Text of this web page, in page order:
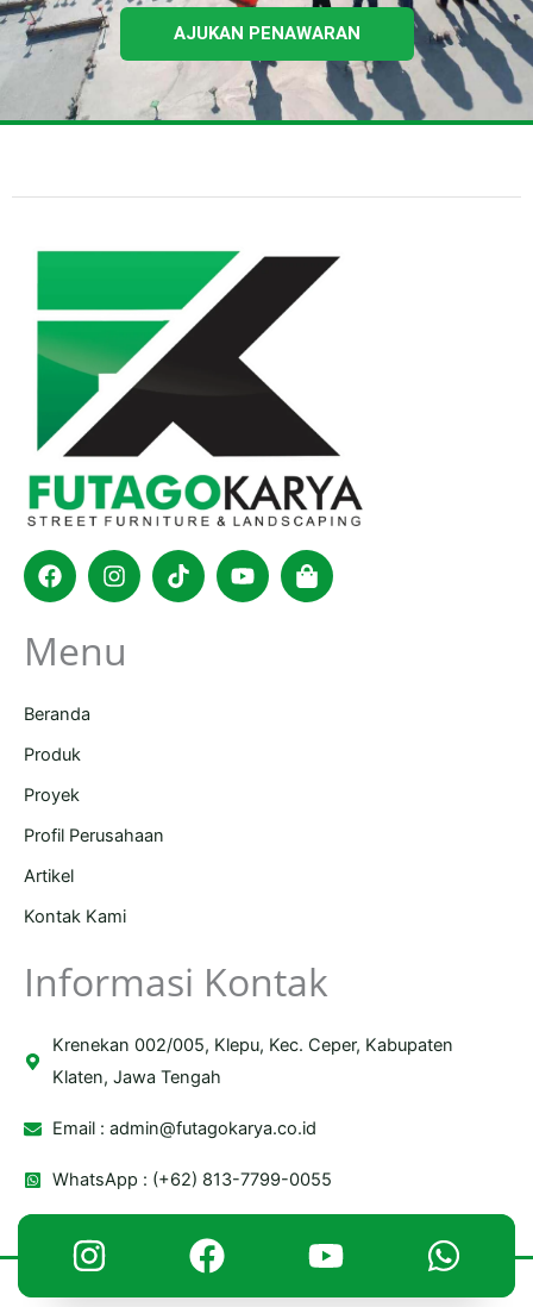
AJUKAN PENAWARAN
FacebookInstagram
TiktokYoutubeShopping-
bag
Menu
Beranda
Produk
Proyek
Profil Perusahaan
Artikel
Kontak Kami
Informasi Kontak
Krenekan 002/005, Klepu, Kec. Ceper, Kabupaten
Klaten, Jawa Tengah
Email :admin@futagokarya.co.id
WhatsApp : (+62) 813-7799-0055